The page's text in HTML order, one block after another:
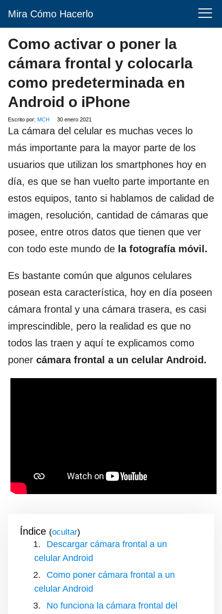
Mira Cómo Hacerlo
Como activar o poner la
cámara frontal y colocarla
como predeterminada en
Android o iPhone
Escrito por: MCH 30 enero 2021
La cámara del celular es muchas veces lo
más importante para la mayor parte de los
usuarios que utilizan los smartphones hoy en
día, es que se han vuelto parte importante en
estos equipos, tanto si hablamos de calidad de
imagen, resolución, cantidad de cámaras que
posee, entre otros datos que tienen que ver
con todo este mundo de la fotografía móvil.
Es bastante común que algunos celulares
posean esta característica, hoy en día poseen
cámara frontal y una cámara trasera, es casi
imprescindible, pero la realidad es que no
todos las traen y aquí te explicamos como
poner cámara frontal a un celular Android.
Índice ( )
Descargar cámara frontal a un
celular Android
Como poner cámara frontal a un
celular Android
No funciona la cámara frontal del